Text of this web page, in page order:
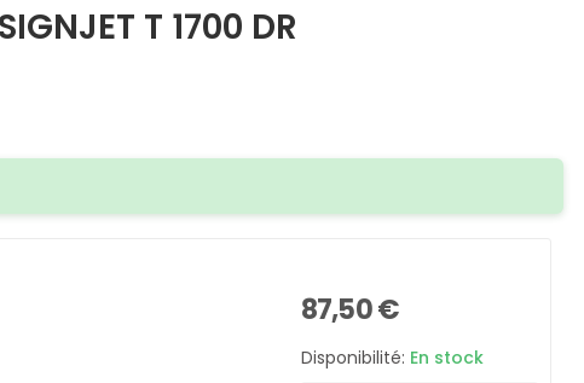
T 1700 DR
87,50 €
Disponibilité: En stock